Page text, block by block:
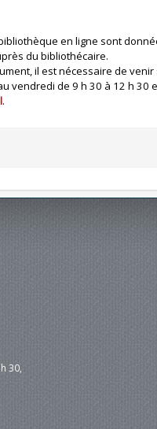
en ligne sont
du bibliothécaire.
il est nécessaire de
vendredi de 9 h 30 à 12 h
.
30,